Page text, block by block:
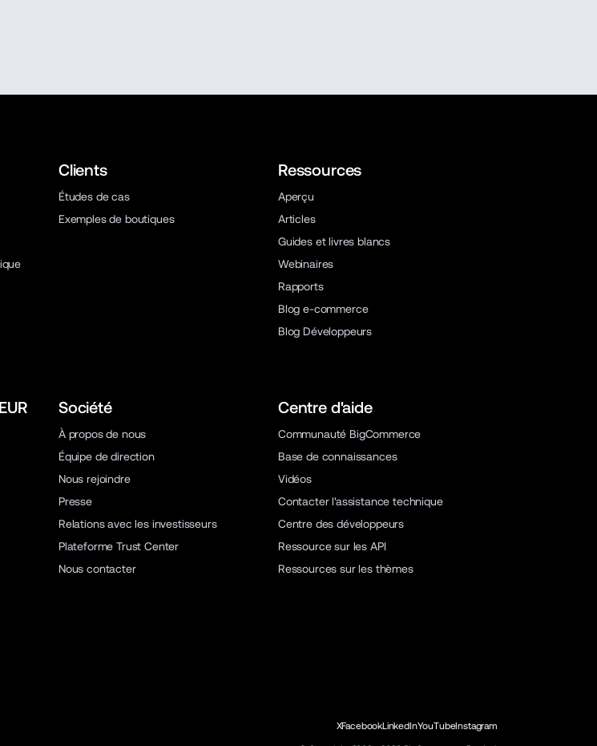
Clients
Études de cas
Exemples de boutiques
Ressources
Aperçu
Articles
Guides et livres blancs
Webinaires
Rapports
Blog e-commerce
Blog Développeurs
Société
À propos de nous
Équipe de direction
Nous rejoindre
Presse
Relations avec les investisseurs
Plateforme Trust Center
Nous contacter
Centre d'aide
Communauté BigCommerce
Base de connaissances
Vidéos
Contacter l'assistance technique
Centre des développeurs
Ressource sur les API
Ressources sur les thèmes
XFacebookLinkedInYouTubeInstagram